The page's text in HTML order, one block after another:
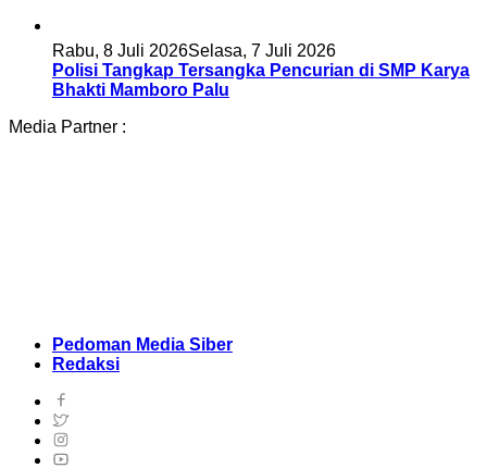
Rabu, 8 Juli 2026Selasa, 7 Juli 2026
Polisi Tangkap Tersangka Pencurian di SMP Karya
Bhakti Mamboro Palu
Media Partner :
Pedoman Media Siber
Redaksi